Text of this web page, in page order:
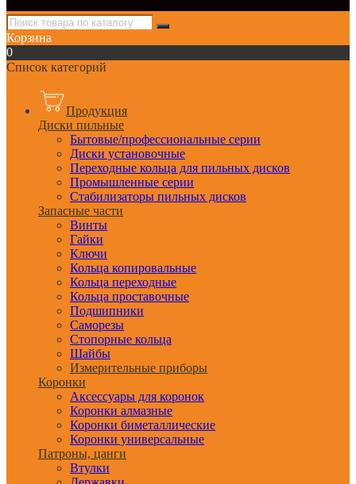
Корзина
0
Список категорий
Продукция
Диски пильные
Бытовые/профессиональные серии
Диски установочные
Переходные кольца для пильных дисков
Промышленные серии
Стабилизаторы пильных дисков
Запасные части
Винты
Гайки
Ключи
Кольца копировальные
Кольца переходные
Кольца проставочные
Подшипники
Саморезы
Стопорные кольца
Шайбы
Измерительные приборы
Коронки
Аксессуары для коронок
Коронки алмазные
Коронки биметаллические
Коронки универсальные
Патроны, цанги
Втулки